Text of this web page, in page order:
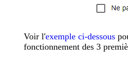
Voir l'exemple ci-dessous
fonctionnement des 3